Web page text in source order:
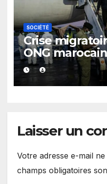
SOCIÉTÉ
Crise
ONG
les
et de Madrid
Laisser un
Votre adresse e-mail
champs obligatoires